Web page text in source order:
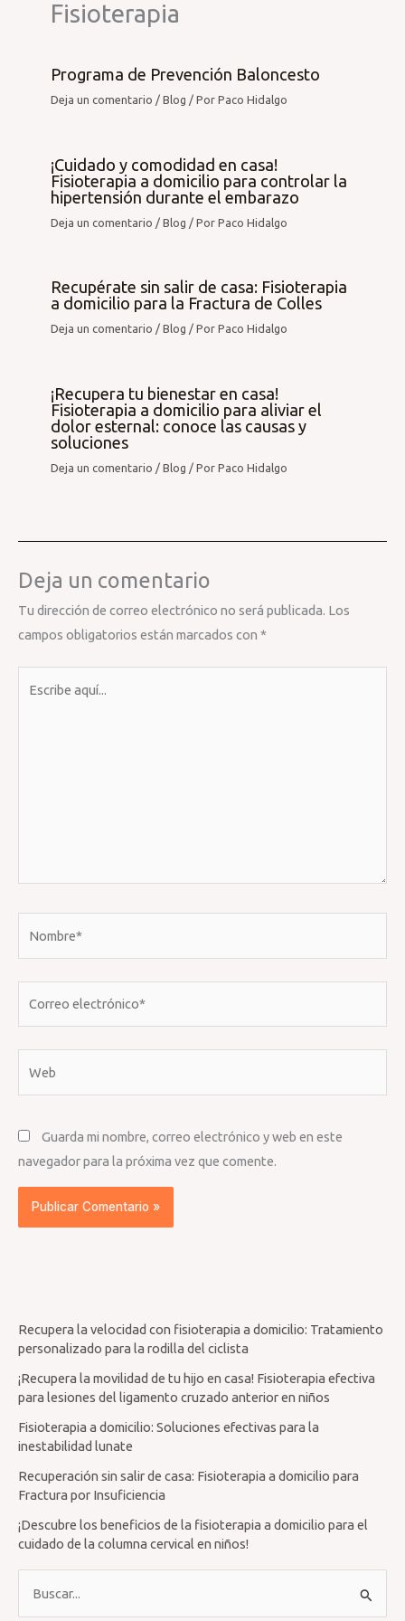
Fisioterapia
Programa de Prevención Baloncesto
Deja un comentario /Blog / PorPaco Hidalgo
¡Cuidado y comodidad en casa!
Fisioterapia a domicilio para controlar la
hipertensión durante el embarazo
Deja un comentario /Blog / PorPaco Hidalgo
Recupérate sin salir de casa: Fisioterapia
a domicilio para la Fractura de Colles
Deja un comentario /Blog / PorPaco Hidalgo
¡Recupera tu bienestar en casa!
Fisioterapia a domicilio para aliviar el
dolor esternal: conoce las causas y
soluciones
Deja un comentario /Blog / PorPaco Hidalgo
Deja un comentario
Tu dirección de correo electrónico no será publicada. Los
campos obligatorios están marcados con *
Guarda mi nombre, correo electrónico y web en este
navegador para la próxima vez que comente.
Recupera la velocidad con fisioterapia a domicilio: Tratamiento
personalizado para la rodilla del ciclista
¡Recupera la movilidad de tu hijo en casa! Fisioterapia efectiva
para lesiones del ligamento cruzado anterior en niños
Fisioterapia a domicilio: Soluciones efectivas para la
inestabilidad lunate
Recuperación sin salir de casa: Fisioterapia a domicilio para
Fractura por Insuficiencia
¡Descubre los beneficios de la fisioterapia a domicilio para el
cuidado de la columna cervical en niños!